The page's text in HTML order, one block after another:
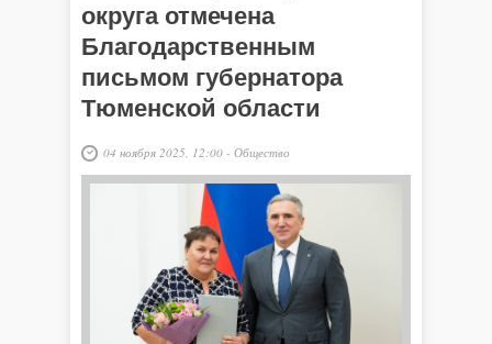
округа отмечена
Благодарственным
письмом губернатора
Тюменской области
04 ноября 2025, 12:00 - Общество